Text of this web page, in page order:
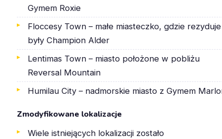
Gymem Roxie
Floccesy Town – małe miasteczko, gdzie rezyduje
były Champion Alder
Lentimas Town – miasto położone w pobliżu
Reversal Mountain
Humilau City – nadmorskie miasto z Gymem
Zmodyfikowane lokalizacje
Wiele istniejących lokalizacji zostało